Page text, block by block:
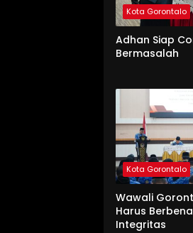
Kota Gorontalo
Adhan Siap
Bermasalah
Kota Gorontalo
Wawali
Harus
Integritas